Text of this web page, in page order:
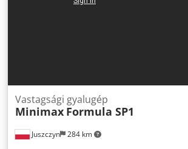
Juszczyn 284 km
Vastagsági gyalugép
Minimax Formula SP1